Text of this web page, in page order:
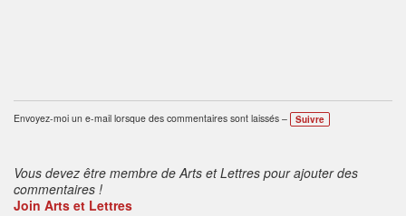
Envoyez-moi un e-mail lorsque des commentaires sont laissés – Suivre
Vous devez être membre de Arts et Lettres pour ajouter des
commentaires !
Join Arts et Lettres